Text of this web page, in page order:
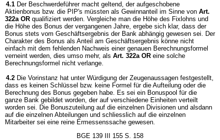
4.1 Der Beschwerdeführer macht geltend, der aufgeschobene
Aktienbonus bzw. die PIP's müssten als Gewinnanteil im Sinne von Art.
322a OR qualifiziert werden. Vergleiche man die Höhe des Fixlohns und
die Höhe des Bonus der vergangenen Jahre, ergebe sich klar, dass der
Bonus stets vom Geschäftsergebnis der Bank abhängig gewesen sei. Der
Charakter des Bonus als Anteil am Geschäftsergebnis könne nicht
einfach mit dem fehlenden Nachweis einer genauen Berechnungsformel
verneint werden, dies umso mehr, als Art. 322a OR eine solche
Berechnungsformel nicht verlange.
4.2 Die Vorinstanz hat unter Würdigung der Zeugenaussagen festgestellt,
dass es keinen Schlüssel bzw. keine Formel für die Aufteilung oder die
Berechnung des Bonus gegeben habe. Es sei ein Bonuspool für die
ganze Bank gebildet worden, der auf verschiedene Einheiten verteilt
worden sei. Die Bonuszuteilung auf die einzelnen Divisionen und alsdann
auf die einzelnen Abteilungen und schliesslich auf die einzelnen
Mitarbeiter sei eine reine Ermessenssache gewesen.
BGE 139 III 155 S. 158